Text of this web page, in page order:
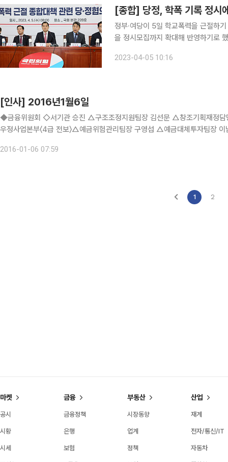
[종합] 당정, 학폭 기록 정시
정부·여당이 5일 학교폭력을 근절하
을 정시모집까지 확대해 반영하기로
2023-04-05 10:16
[인사] 2016년1월6일
◆금융위원회 ◇서기관 승진 △구조조정지원팀장 김선문 △창조기획재정담당관실 조문
우정사업본부〈4급 전보〉△예금위험관리팀장 구영섭 △예금대체투자팀장
2016-01-06 07:59
1 2
마켓
공시
시황
시세
금융
금융정책
은행
보험
부동산
시장동향
업계
정책
산업
재계
전자/통신/IT
자동차